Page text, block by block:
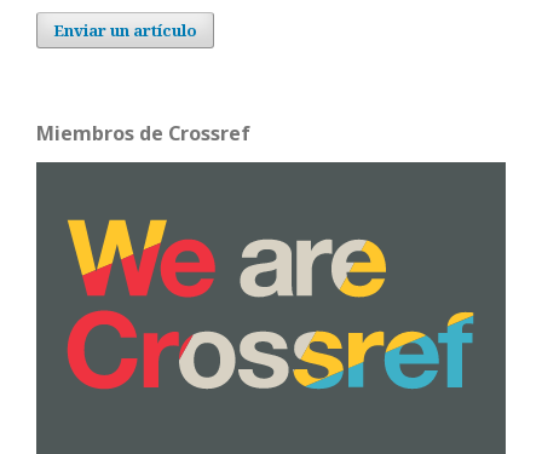
Enviar un artículo
Miembros de Crossref